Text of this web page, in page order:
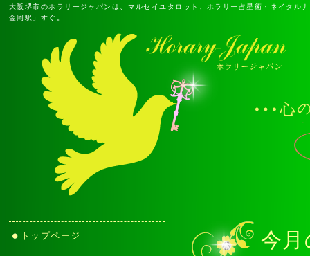
大阪堺市のホラリージャパンは、マルセイユタロット、ホラリー占星術・ネイタ
金岡駅」すぐ。
今
トップページ